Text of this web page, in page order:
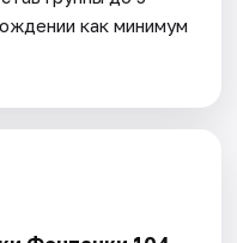
как минимум